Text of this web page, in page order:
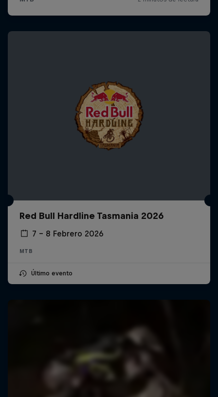
Red Bull Hardline Tasmania 2026
7 – 8 Febrero 2026
MTB
Último evento